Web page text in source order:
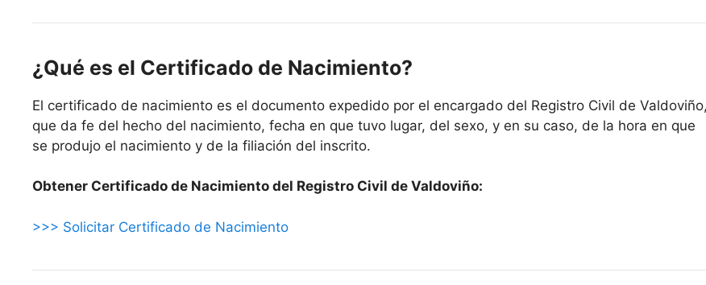
¿Qué es el Certificado de Nacimiento?
El certificado de nacimiento es el documento expedido por el encargado del Registro Civil de Valdoviño,
que da fe del hecho del nacimiento, fecha en que tuvo lugar, del sexo, y en su caso, de la hora en que
se produjo el nacimiento y de la filiación del inscrito.
Obtener Certificado de Nacimiento del Registro Civil de Valdoviño:
>>> Solicitar Certificado de Nacimiento